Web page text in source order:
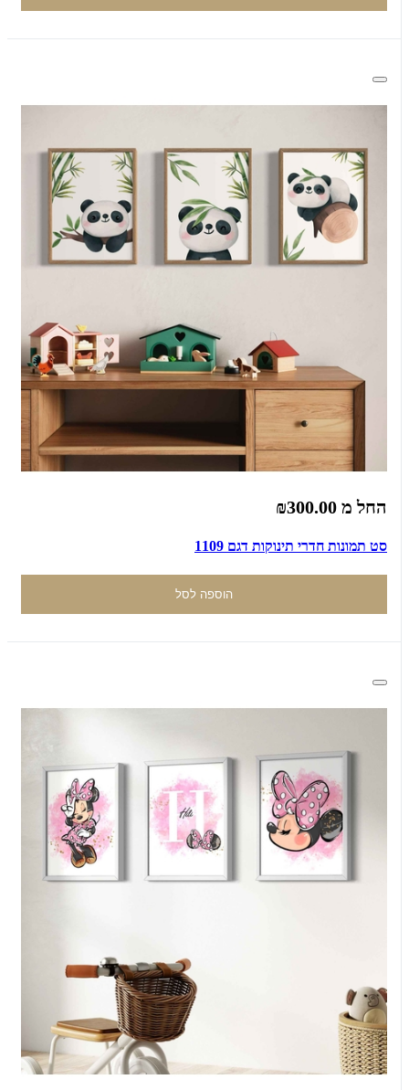
החל מ ₪300.00
סט תמונות חדרי תינוקות דגם 1109
הוספה לסל